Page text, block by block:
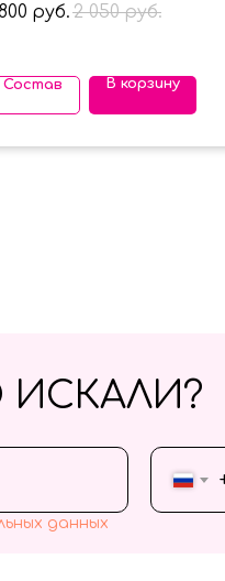
руб. 2 050 руб.
Состав В корзину
данных